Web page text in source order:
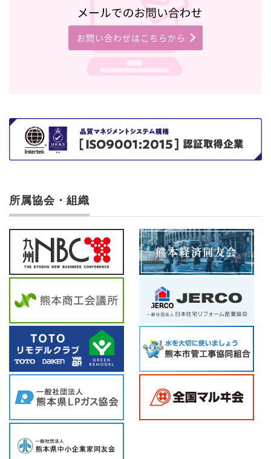
お問い合わせはこちらから
所属協会・組織